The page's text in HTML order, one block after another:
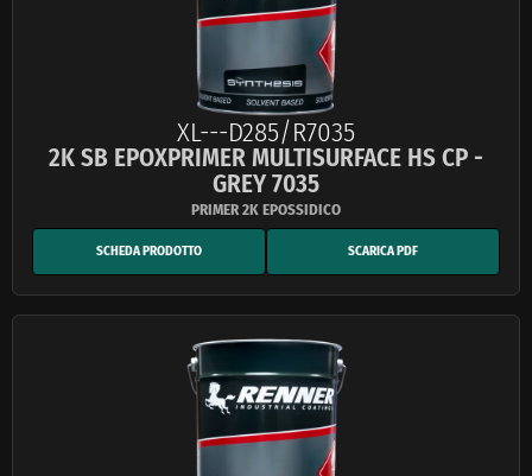
XL---D285/R7035
2K SB EPOXPRIMER MULTISURFACE HS CP -
GREY 7035
SCHEDA PRODOTTO SCARICA PDF